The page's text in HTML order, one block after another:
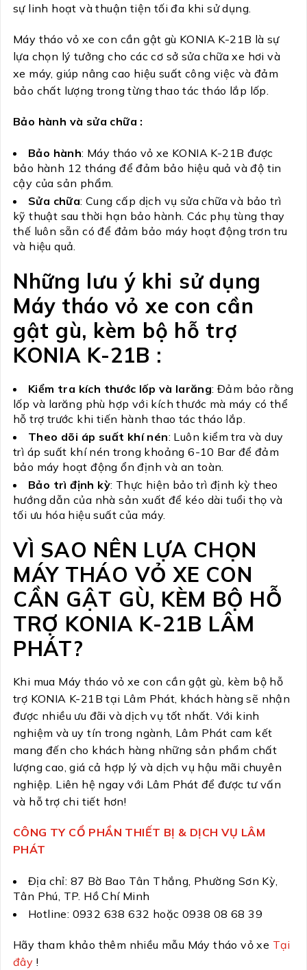
sự linh hoạt và thuận tiện tối đa khi sử dụng.
Máy tháo vỏ xe con cần gật gù KONIA K-21B là sự
lựa chọn lý tưởng cho các cơ sở sửa chữa xe hơi và
xe máy, giúp nâng cao hiệu suất công việc và đảm
bảo chất lượng trong từng thao tác tháo lắp lốp.
Bảo hành và sửa chữa :
Bảo hành: Máy tháo vỏ xe KONIA K-21B được
bảo hành 12 tháng để đảm bảo hiệu quả và độ tin
cậy của sản phẩm.
Sửa chữa: Cung cấp dịch vụ sửa chữa và bảo trì
kỹ thuật sau thời hạn bảo hành. Các phụ tùng thay
thế luôn sẵn có để đảm bảo máy hoạt động trơn tru
và hiệu quả.
Những lưu ý khi sử dụng
Máy tháo vỏ xe con cần
gật gù, kèm bộ hỗ trợ
KONIA K-21B :
Kiểm tra kích thước lốp và larăng: Đảm bảo rằng
lốp và larăng phù hợp với kích thước mà máy có thể
hỗ trợ trước khi tiến hành thao tác tháo lắp.
Theo dõi áp suất khí nén: Luôn kiểm tra và duy
trì áp suất khí nén trong khoảng 6-10 Bar để đảm
bảo máy hoạt động ổn định và an toàn.
Bảo trì định kỳ: Thực hiện bảo trì định kỳ theo
hướng dẫn của nhà sản xuất để kéo dài tuổi thọ và
tối ưu hóa hiệu suất của máy.
VÌ SAO NÊN LỰA CHỌN
MÁY THÁO VỎ XE CON
CẦN GẬT GÙ, KÈM BỘ HỖ
TRỢ KONIA K-21B LÂM
PHÁT?
Khi mua Máy tháo vỏ xe con cần gật gù, kèm bộ hỗ
trợ KONIA K-21B tại Lâm Phát, khách hàng sẽ nhận
được nhiều ưu đãi và dịch vụ tốt nhất. Với kinh
nghiệm và uy tín trong ngành, Lâm Phát cam kết
mang đến cho khách hàng những sản phẩm chất
lượng cao, giá cả hợp lý và dịch vụ hậu mãi chuyên
nghiệp. Liên hệ ngay với Lâm Phát để được tư vấn
và hỗ trợ chi tiết hơn!
CÔNG TY CỔ PHẦN THIẾT BỊ & DỊCH VỤ LÂM
PHÁT
Địa chỉ: 87 Bờ Bao Tân Thắng, Phường Sơn Kỳ,
Tân Phú, TP. Hồ Chí Minh
Hotline: 0932 638 632 hoặc 0938 08 68 39
Hãy tham khảo thêm nhiều mẫu Máy tháo vỏ xe Tại
đây !